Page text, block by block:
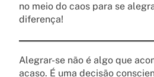
no meio do caos para se
diferença!
Alegrar-se não é algo que
acaso. É uma decisão